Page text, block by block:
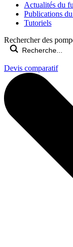
Actualités du
Publications
Tutoriels
Rechercher des
Devis comparatif